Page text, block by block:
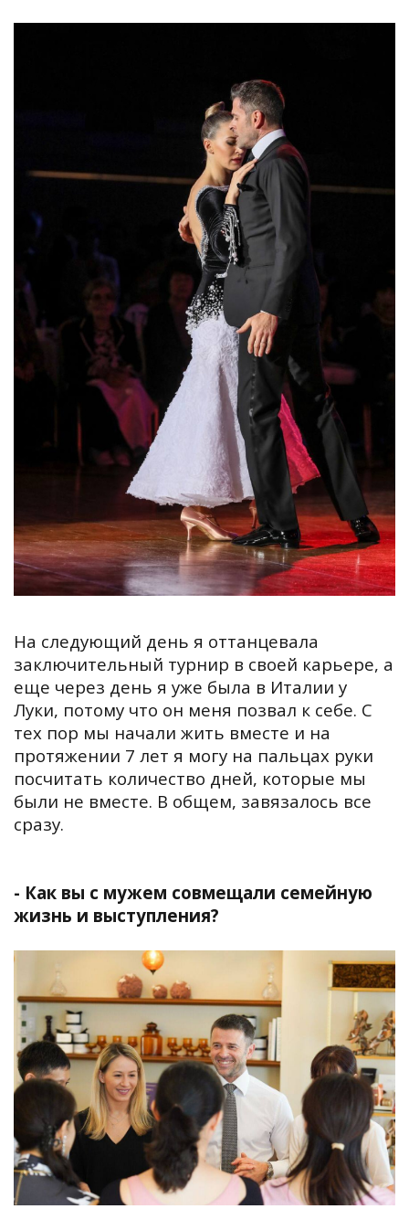
На следующий день я оттанцевала
заключительный турнир в своей карьере, а
еще через день я уже была в Италии у
Луки, потому что он меня позвал к себе. С
тех пор мы начали жить вместе и на
протяжении 7 лет я могу на пальцах руки
посчитать количество дней, которые мы
были не вместе. В общем, завязалось все
сразу.
- Как вы с мужем совмещали семейную
жизнь и выступления?